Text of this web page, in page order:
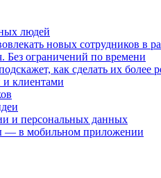
людей
новых сотрудников в
Без ограничений по времени
как сделать их более
и клиентами
и персональных данных
— в мобильном приложении